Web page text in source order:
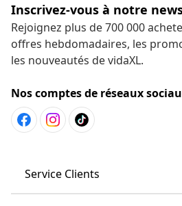
Inscrivez-vous à notre
Rejoignez plus de 700 000
offres hebdomadaires, les
les nouveautés de vidaXL.
Nos comptes de réseaux
Service Clients